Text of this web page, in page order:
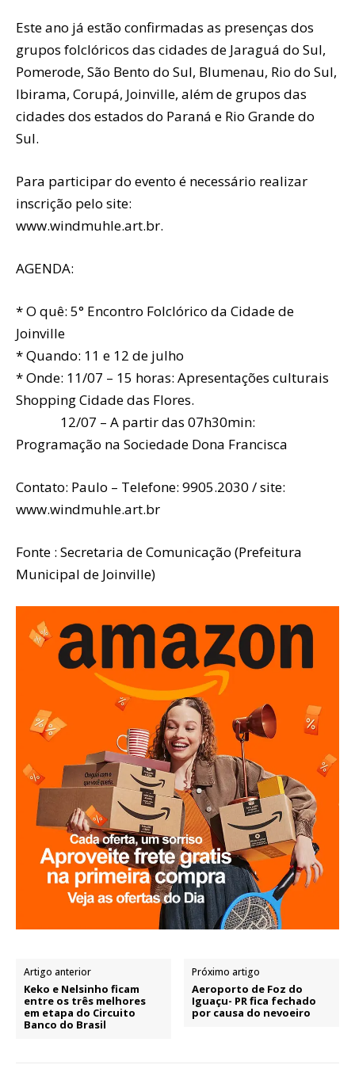
Este ano já estão confirmadas as presenças dos
grupos folclóricos das cidades de Jaraguá do Sul,
Pomerode, São Bento do Sul, Blumenau, Rio do Sul,
Ibirama, Corupá, Joinville, além de grupos das
cidades dos estados do Paraná e Rio Grande do
Sul.
Para participar do evento é necessário realizar
inscrição pelo site:
www.windmuhle.art.br.
AGENDA:
* O quê: 5° Encontro Folclórico da Cidade de
Joinville
* Quando: 11 e 12 de julho
* Onde: 11/07 – 15 horas: Apresentações culturais
Shopping Cidade das Flores.
12/07 – A partir das 07h30min:
Programação na Sociedade Dona Francisca
Contato: Paulo – Telefone: 9905.2030 / site:
www.windmuhle.art.br
Fonte : Secretaria de Comunicação (Prefeitura
Municipal de Joinville)
Artigo anterior
Keko e Nelsinho ficam
entre os três melhores
em etapa do Circuito
Banco do Brasil
Próximo artigo
Aeroporto de Foz do
Iguaçu- PR fica fechado
por causa do nevoeiro